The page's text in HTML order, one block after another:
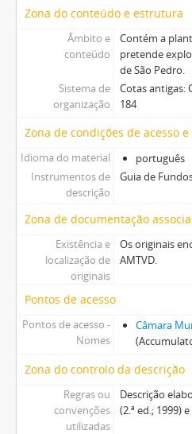
Zona do conteúdo e estrutura
Âmbito e
conteúdo
Contém a
pretende
de São Pedro.
Sistema de
organização
Cotas antigas:
184
Zona de condições de acesso
Idioma do material
português
Instrumentos de
descrição
Guia de
Zona de documentação
Existência e
localização de
originais
Os originais
AMTVD.
Pontos de acesso
Pontos de acesso -
Nomes
Câmara
Zona do controlo da descrição
Regras ou
convenções
utilizadas
Descrição
(2.ª ed.; 1999)